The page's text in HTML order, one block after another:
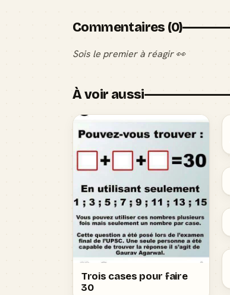
Commentaires (0)
Sois le premier à réagir 👀
À voir aussi
Trois cases pour faire
30